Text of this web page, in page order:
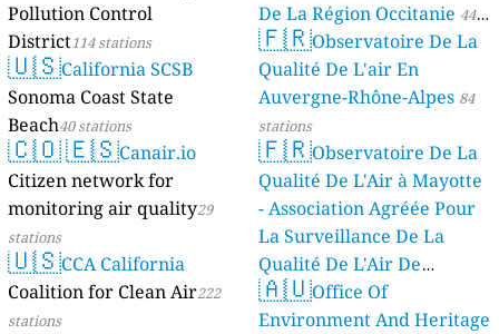
Pollution Control
District114 stations
🇺🇸California SCSB
Sonoma Coast State
Beach40 stations
🇨🇴🇪🇸Canair.io
Citizen network for
monitoring air quality29
stations
🇺🇸CCA California
Coalition for Clean Air222
stations
De La Région Occitanie 44
stations
🇫🇷Observatoire De La
Qualité De L'air En
Auvergne-Rhône-Alpes 84
stations
🇫🇷Observatoire De La
Qualité De L'Air à Mayotte
- Association Agréée Pour
La Surveillance De La
Qualité De L'Air De
Mayotte 4 stations
🇦🇺Office Of
Environment And Heritage